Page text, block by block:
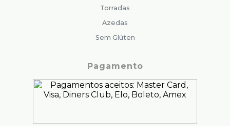
Torradas
Azedas
Sem Glúten
Pagamento